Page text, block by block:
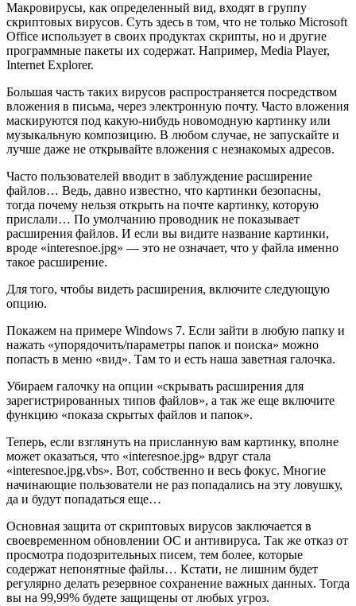
Макровирусы, как определенный вид, входят в группу
скриптовых вирусов. Суть здесь в том, что не только Microsoft
Office использует в своих продуктах скрипты, но и другие
программные пакеты их содержат. Например, Media Player,
Internet Explorer.
Большая часть таких вирусов распространяется посредством
вложения в письма, через электронную почту. Часто вложения
маскируются под какую-нибудь новомодную картинку или
музыкальную композицию. В любом случае, не запускайте и
лучше даже не открывайте вложения с незнакомых адресов.
Часто пользователей вводит в заблуждение расширение
файлов… Ведь, давно известно, что картинки безопасны,
тогда почему нельзя открыть на почте картинку, которую
прислали… По умолчанию проводник не показывает
расширения файлов. И если вы видите название картинки,
вроде «interesnoe.jpg» — это не означает, что у файла именно
такое расширение.
Для того, чтобы видеть расширения, включите следующую
опцию.
Покажем на примере Windows 7. Если зайти в любую папку и
нажать «упорядочить/параметры папок и поиска» можно
попасть в меню «вид». Там то и есть наша заветная галочка.
Убираем галочку на опции «скрывать расширения для
зарегистрированных типов файлов», а так же еще включите
функцию «показа скрытых файлов и папок».
Теперь, если взглянуть на присланную вам картинку, вполне
может оказаться, что «interesnoe.jpg» вдруг стала
«interesnoe.jpg.vbs». Вот, собственно и весь фокус. Многие
начинающие пользователи не раз попадались на эту ловушку,
да и будут попадаться еще…
Основная защита от скриптовых вирусов заключается в
своевременном обновлении ОС и антивируса. Так же отказ от
просмотра подозрительных писем, тем более, которые
содержат непонятные файлы… Кстати, не лишним будет
регулярно делать резервное сохранение важных данных. Тогда
вы на 99,99% будете защищены от любых угроз.